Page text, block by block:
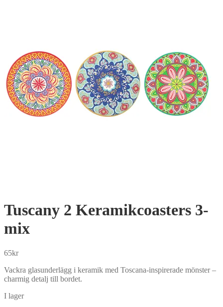
Tuscany 2 Keramikcoasters 3-
mix
65kr
Vackra glasunderlägg i keramik med Toscana-inspirerade mönster –
charmig detalj till bordet.
I lager